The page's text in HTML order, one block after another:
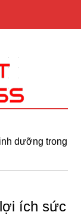
dưỡng trong
ích sức